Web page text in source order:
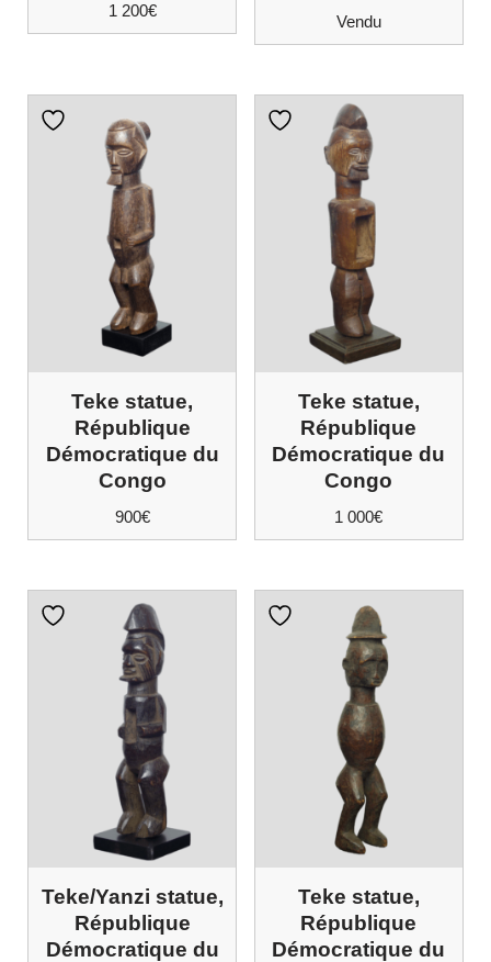
1 200€
Vendu
Teke statue,
République
Démocratique du
Congo
900€
Teke statue,
République
Démocratique du
Congo
1 000€
Teke/Yanzi statue,
République
Démocratique du
Teke statue,
République
Démocratique du